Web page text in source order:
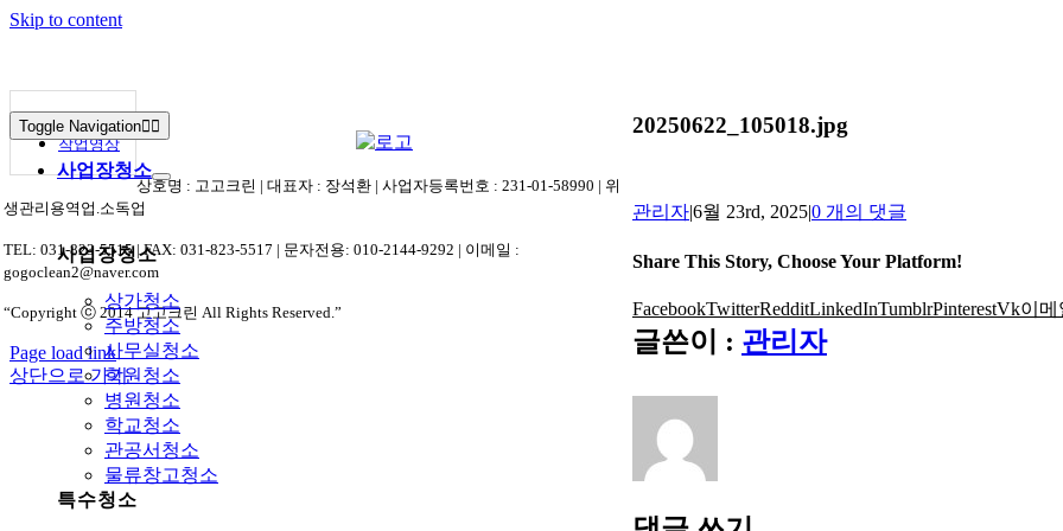
Skip to content
Toggle Navigation
사업장청소
사업장청소
상가청소
주방청소
사무실청소
학원청소
병원청소
학교청소
관공서청소
물류창고청소
특수청소
20250622_105018.jpg
관리자|6월 23rd, 2025|0 개의 댓글
Share This Story, Choose Your Platform!
FacebookTwitterRedditLinkedInTumblrPinterestVk이메
글쓴이 : 관리자
작업갤러리
작업영상
상호명 : 고고크린 | 대표자 : 장석환 | 사업자등록번호 : 231-01-58990 | 위
생관리용역업.소독업
TEL: 031-823-5515 | FAX: 031-823-5517 | 문자전용: 010-2144-9292 | 이메일 :
gogoclean2@naver.com
“Copyright ⓒ 2014 고고크린 All Rights Reserved.”
Page load link
상단으로 가기